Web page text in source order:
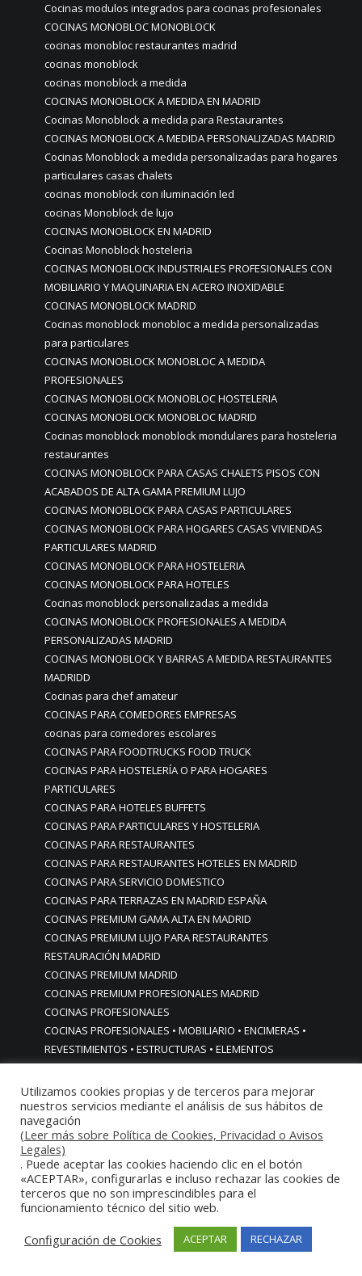
Cocinas modulos integrados para cocinas profesionales
COCINAS MONOBLOC MONOBLOCK
cocinas monobloc restaurantes madrid
cocinas monoblock
cocinas monoblock a medida
COCINAS MONOBLOCK A MEDIDA EN MADRID
Cocinas Monoblock a medida para Restaurantes
COCINAS MONOBLOCK A MEDIDA PERSONALIZADAS MADRID
Cocinas Monoblock a medida personalizadas para hogares
particulares casas chalets
cocinas monoblock con iluminación led
cocinas Monoblock de lujo
COCINAS MONOBLOCK EN MADRID
Cocinas Monoblock hosteleria
COCINAS MONOBLOCK INDUSTRIALES PROFESIONALES CON
MOBILIARIO Y MAQUINARIA EN ACERO INOXIDABLE
COCINAS MONOBLOCK MADRID
Cocinas monoblock monobloc a medida personalizadas
para particulares
COCINAS MONOBLOCK MONOBLOC A MEDIDA
PROFESIONALES
COCINAS MONOBLOCK MONOBLOC HOSTELERIA
COCINAS MONOBLOCK MONOBLOC MADRID
Cocinas monoblock monoblock mondulares para hosteleria
restaurantes
COCINAS MONOBLOCK PARA CASAS CHALETS PISOS CON
ACABADOS DE ALTA GAMA PREMIUM LUJO
COCINAS MONOBLOCK PARA CASAS PARTICULARES
COCINAS MONOBLOCK PARA HOGARES CASAS VIVIENDAS
PARTICULARES MADRID
COCINAS MONOBLOCK PARA HOSTELERIA
COCINAS MONOBLOCK PARA HOTELES
Cocinas monoblock personalizadas a medida
COCINAS MONOBLOCK PROFESIONALES A MEDIDA
PERSONALIZADAS MADRID
COCINAS MONOBLOCK Y BARRAS A MEDIDA RESTAURANTES
MADRIDD
Cocinas para chef amateur
COCINAS PARA COMEDORES EMPRESAS
cocinas para comedores escolares
COCINAS PARA FOODTRUCKS FOOD TRUCK
COCINAS PARA HOSTELERÍA O PARA HOGARES
PARTICULARES
COCINAS PARA HOTELES BUFFETS
COCINAS PARA PARTICULARES Y HOSTELERIA
COCINAS PARA RESTAURANTES
COCINAS PARA RESTAURANTES HOTELES EN MADRID
COCINAS PARA SERVICIO DOMESTICO
COCINAS PARA TERRAZAS EN MADRID ESPAÑA
COCINAS PREMIUM GAMA ALTA EN MADRID
COCINAS PREMIUM LUJO PARA RESTAURANTES
RESTAURACIÓN MADRID
COCINAS PREMIUM MADRID
COCINAS PREMIUM PROFESIONALES MADRID
COCINAS PROFESIONALES
COCINAS PROFESIONALES • MOBILIARIO • ENCIMERAS •
REVESTIMIENTOS • ESTRUCTURAS • ELEMENTOS
DECORATIVOS ACERO INOXIDABLE
COCINAS PROFESIONALES A MEDIDA PERSONALIZADAS PARA
PARTICULARES
COCINAS PROFESIONALES ACERO INOXIDABLE
COCINAS PROFESIONALES HORECA
COCINAS PROFESIONALES HOSTELERÍA MADRID
Cocinas profesionales industriales monoblock a medida
personalizadas
Cocinas profesionales industriales monoblock a medida
personalizadasCocinas profesionales industriales
monoblock a medida personalizadas
Utilizamos cookies propias y de terceros para mejorar
nuestros servicios mediante el análisis de sus hábitos de
navegación
(Leer más sobre Política de Cookies, Privacidad o Avisos
Legales)
. Puede aceptar las cookies haciendo clic en el botón
«ACEPTAR», configurarlas e incluso rechazar las cookies de
terceros que no son imprescindibles para el
funcionamiento técnico del sitio web.
Configuración de Cookies
ACEPTAR RECHAZAR